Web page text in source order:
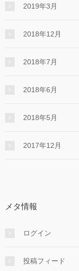
2019年3月
2018年12月
2018年7月
2018年6月
2018年5月
2017年12月
メタ情報
ログイン
投稿フィード